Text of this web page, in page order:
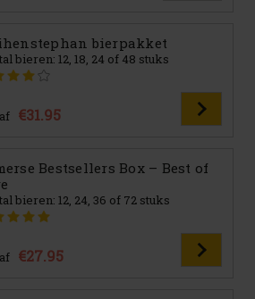
bierpakket
bieren: 12, 18, 24 of 48 stuks
€31.95
Bestsellers Box – Best of
bieren: 12, 24, 36 of 72 stuks
€27.95